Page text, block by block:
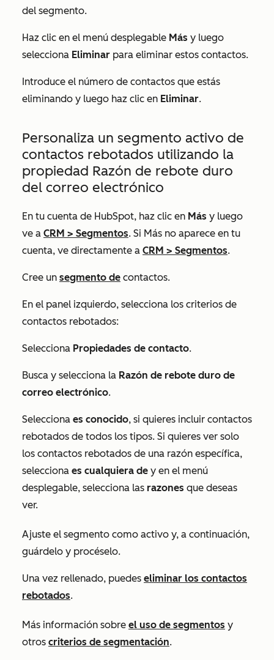
del segmento.
Haz clic en el menú desplegable Más y luego
selecciona Eliminar para eliminar estos contactos.
Introduce el número de contactos que estás
eliminando y luego haz clic en Eliminar.
Personaliza un segmento activo de
contactos rebotados utilizando la
propiedad Razón de rebote duro
del correo electrónico
En tu cuenta de HubSpot, haz clic en Más y luego
ve a CRM > Segmentos. Si Más no aparece en tu
cuenta, ve directamente a CRM > Segmentos.
Cree un segmento de contactos.
En el panel izquierdo, selecciona los criterios de
contactos rebotados:
Selecciona Propiedades de contacto.
Busca y selecciona la Razón de rebote duro de
correo electrónico.
Selecciona es conocido, si quieres incluir contactos
rebotados de todos los tipos. Si quieres ver solo
los contactos rebotados de una razón específica,
selecciona es cualquiera de y en el menú
desplegable, selecciona las razones que deseas
ver.
Ajuste el segmento como activo y, a continuación,
guárdelo y procéselo.
Una vez rellenado, puedes eliminar los contactos
rebotados.
Más información sobre el uso de segmentos y
otros criterios de segmentación.